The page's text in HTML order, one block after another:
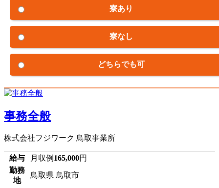
寮あり
寮なし
どちらでも可
事務全般
株式会社フジワーク 鳥取事業所
給与 月収例 165,000円
勤務
地
鳥取県 鳥取市